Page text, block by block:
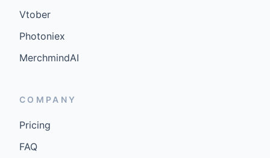
Vtober
Photoniex
MerchmindAI
COMPANY
Pricing
FAQ